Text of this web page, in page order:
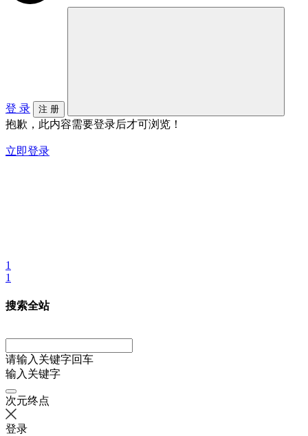
登 录 注 册
抱歉，此内容需要登录后才可浏览！
立即登录
1
1
搜索全站
请输入关键字回车
输入关键字
次元终点
登录